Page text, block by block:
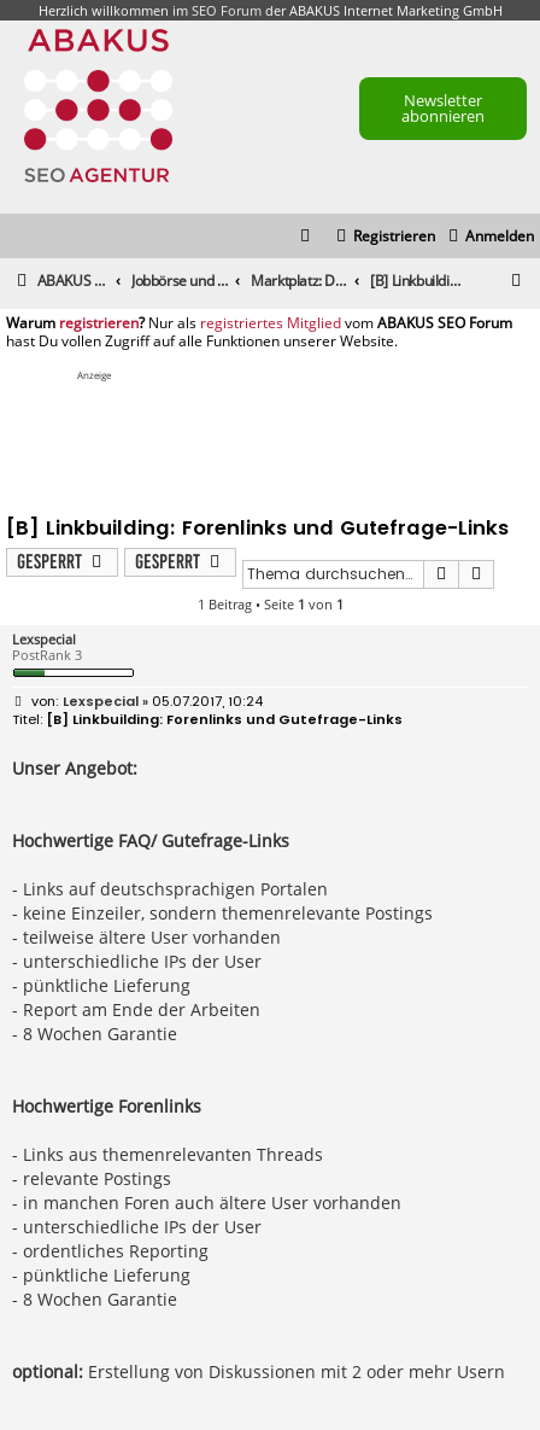
Herzlich willkommen im SEO Forumder ABAKUS Internet Marketing GmbH
Newsletter
abonnieren
Anmelden
Registrieren
ABAKUS Foren-Übersicht Jobbörse und Marktplatz Marktplatz: Dienstleistungen [B] Linkbuilding: Forenlinks und Gutefrage-Links
registrieren registriertes Mitglied
Anzeige
[B] Linkbuilding: Forenlinks und Gutefrage-Links
Gesperrt Gesperrt Suche
1 Beitrag • Seite 1 von 1
Lexspecial
PostRank 3
B
e
i
r
a
Lexspecial» 05.07.2017, 10:24
[B] Linkbuilding: Forenlinks und Gutefrage-Links
Unser Angebot:
Hochwertige FAQ/ Gutefrage-Links
- Links auf deutschsprachigen Portalen
- keine Einzeiler, sondern themenrelevante Postings
- teilweise ältere User vorhanden
- unterschiedliche IPs der User
- pünktliche Lieferung
- Report am Ende der Arbeiten
- 8 Wochen Garantie
Hochwertige Forenlinks
- Links aus themenrelevanten Threads
- relevante Postings
- in manchen Foren auch ältere User vorhanden
- unterschiedliche IPs der User
- ordentliches Reporting
- pünktliche Lieferung
- 8 Wochen Garantie
optional: Erstellung von Diskussionen mit 2 oder mehr Usern